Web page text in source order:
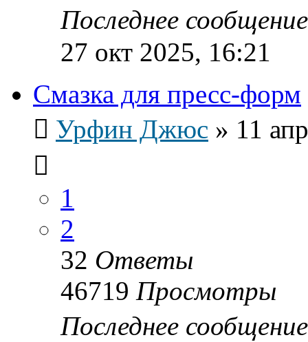
Последнее
27 окт 2025, 16:21
Смазка для пресс-форм
Урфин Джюс » 11
1
2
32 Ответы
46719 Просмотры
Последнее